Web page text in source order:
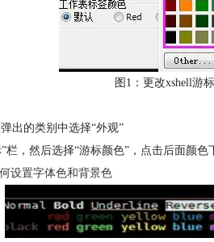
图1：更改xshell游
出的类别中选择“外观”
栏，然后选择“游标颜色”，点击后面颜
设置字体色和背景色